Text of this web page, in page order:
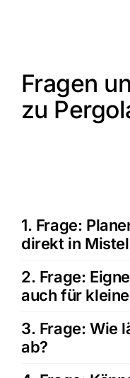
Fragen
zu
1. Frage:
direkt in
2. Frage:
auch für
3. Frage: Wie
ab?